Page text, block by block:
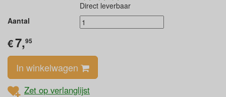
Direct leverbaar
Aantal
€7,95
In winkelwagen
Zet op verlanglijst